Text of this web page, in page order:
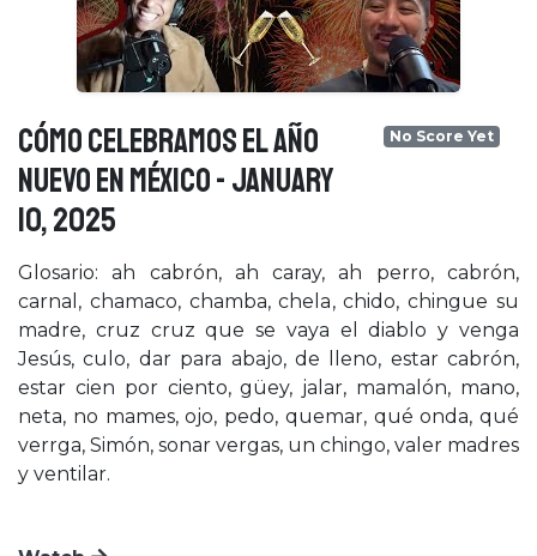
CÓMO CELEBRAMOS EL AÑO
NUEVO EN MÉXICO - January
10, 2025
No Score Yet
Glosario: ah cabrón, ah caray, ah perro, cabrón,
carnal, chamaco, chamba, chela, chido, chingue su
madre, cruz cruz que se vaya el diablo y venga
Jesús, culo, dar para abajo, de lleno, estar cabrón,
estar cien por ciento, güey, jalar, mamalón, mano,
neta, no mames, ojo, pedo, quemar, qué onda, qué
verrga, Simón, sonar vergas, un chingo, valer madres
y ventilar.